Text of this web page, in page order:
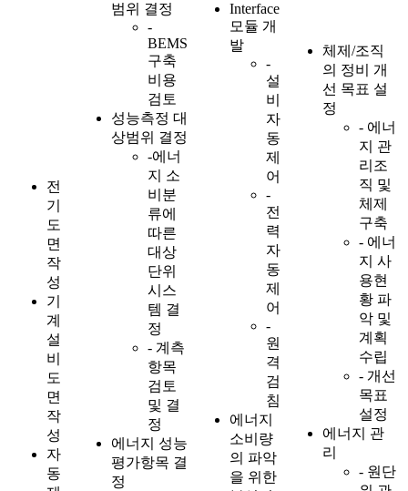
전
기
도
면
작
성
기
계
설
비
도
면
작
성
자
동
범위 결정
-
BEMS
구축
비용
검토
성능측정 대
상범위 결정
-에너
지 소
비분
류에
따른
대상
단위
시스
템 결
정
- 계측
항목
검토
및 결
정
에너지 성능
평가항목 결
정
Interface
모듈 개
발
-
설
비
자
동
제
어
-
전
력
자
동
제
어
-
원
격
검
침
에너지
소비량
의 파악
을 위한
체제/조직
의 정비 개
선 목표 설
정
- 에너
지 관
리조
직 및
체제
구축
- 에너
지 사
용현
황 파
악 및
계획
수립
- 개선
목표
설정
에너지 관
리
- 원단